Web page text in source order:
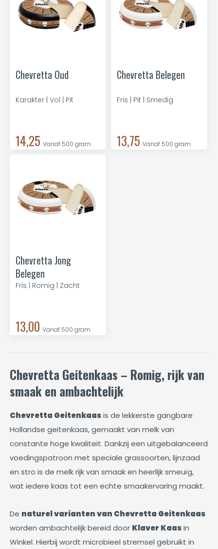
Chevretta Oud
Karakter | Vol | Pit
14,25 Vanaf 500 gram
Chevretta Belegen
Fris | Pit | Smedig
13,75 Vanaf 500 gram
Chevretta Jong
Belegen
Fris | Romig | Zacht
13,00 Vanaf 500 gram
Chevretta Geitenkaas – Romig, rijk van
smaak en ambachtelijk
Chevretta Geitenkaasis de lekkerste gangbare
Hollandse geitenkaas, gemaakt van melk van
constante hoge kwaliteit. Dankzij een uitgebalanceerd
voedingspatroon met speciale grassoorten, lijnzaad
en stro is de melk rijk van smaak en heerlijk smeuïg,
wat iedere kaas tot een echte smaakervaring maakt.
De naturel varianten van Chevretta Geitenkaas
worden ambachtelijk bereid door Klaver Kaasin
Winkel. Hierbij wordt microbieel stremsel gebruikt in